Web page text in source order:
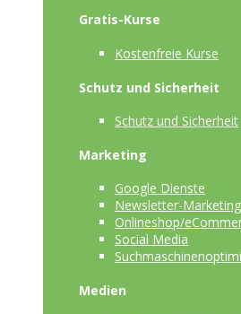
Gratis-Kurse
Kostenfreie Kurse
Schutz und Sicherheit
Schutz und Sicherheit
Marketing
Google Dienste
Newsletter-Marketing
Onlineshop/
Social Media
Medien